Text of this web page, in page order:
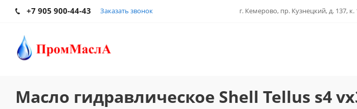
+7 905 900-44-43 Заказать звонок г. Кемерово, пр. Кузнецкий, д. 137, к.
Масло гидравлическое Shell Tellus s4